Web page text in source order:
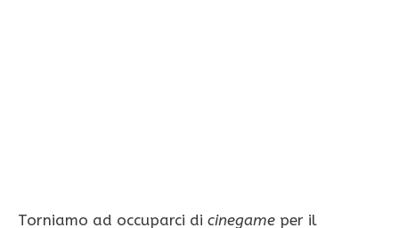
Torniamo ad occuparci di cinegame per il